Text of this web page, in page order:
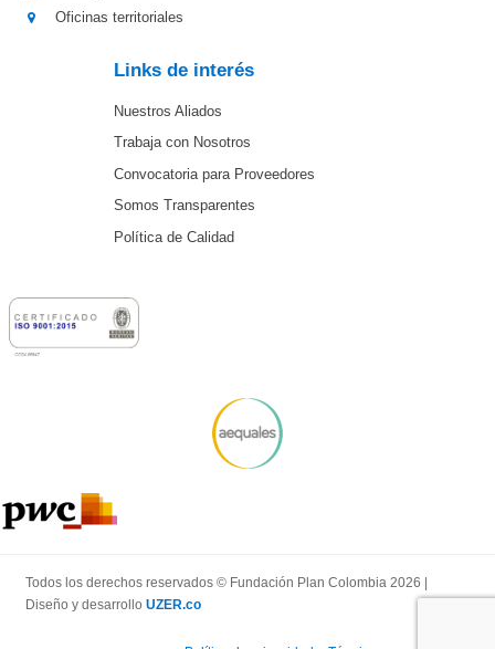
Oficinas territoriales
Links de interés
Nuestros Aliados
Trabaja con Nosotros
Convocatoria para Proveedores
Somos Transparentes
Política de Calidad
Todos los derechos reservados © Fundación Plan Colombia 2026 |
Diseño y desarrollo UZER.co